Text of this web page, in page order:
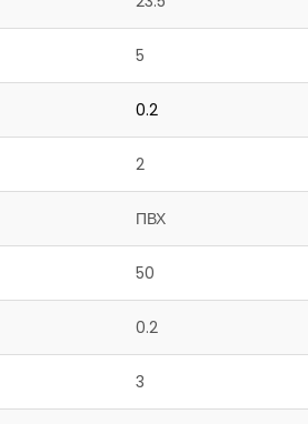
5
0.2
2
ПВХ
50
0.2
3